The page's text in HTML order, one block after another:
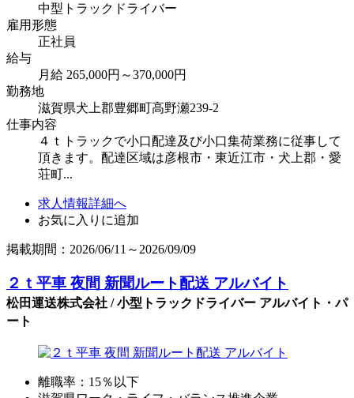
中型トラックドライバー
雇用形態
正社員
給与
月給 265,000円～370,000円
勤務地
滋賀県犬上郡豊郷町高野瀬239-2
仕事内容
４ｔトラックで小口配達及び小口集荷業務に従事して
頂きます。配達区域は彦根市・東近江市・犬上郡・愛
荘町...
求人情報詳細へ
お気に入りに追加
掲載期間：2026/06/11～2026/09/09
２ｔ平車 夜間 新聞ルート配送 アルバイト
松田運送株式会社 / 小型トラックドライバー アルバイト・パ
ート
離職率：15％以下